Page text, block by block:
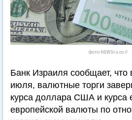
Фото NEWSru.co.il
Банк Израиля сообщает, что
июля, валютные торги
курса доллара США и курса
европейской валюты по